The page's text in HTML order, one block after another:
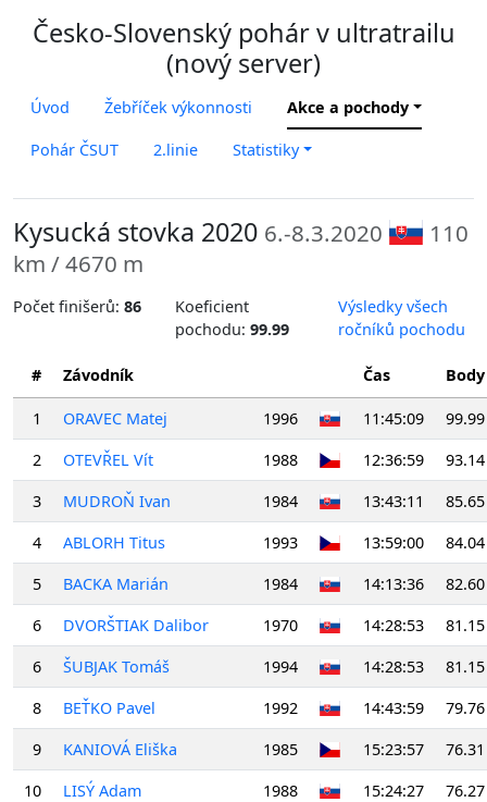
Česko-Slovenský pohár v ultratrailu
(nový server)
Úvod Žebříček výkonnosti Akce a pochody
Pohár ČSUT 2.linie Statistiky
Kysucká stovka 2020 6.-8.3.2020
110
km / 4670 m
Počet finišerů: 86
Koeficient
pochodu:99.99
Výsledky všech
ročníků pochodu
# Závodník Čas Body
1 ORAVEC Matej 1996 11:45:09
99.99
2
OTEVŘEL Vít 1988 12:36:59
93.14
3
MUDROŇ Ivan 1984 13:43:11
85.65
4
ABLORH Titus 1993 13:59:00
84.04
5
BACKA Marián 1984 14:13:36
82.60
6
DVORŠTIAK Dalibor 1970 14:28:53
81.15
6
ŠUBJAK Tomáš 1994 14:28:53
81.15
8
BEŤKO Pavel 1992 14:43:59
79.76
9
KANIOVÁ Eliška 1985 15:23:57
76.31
10
LISÝ Adam 1988 15:24:27
76.27